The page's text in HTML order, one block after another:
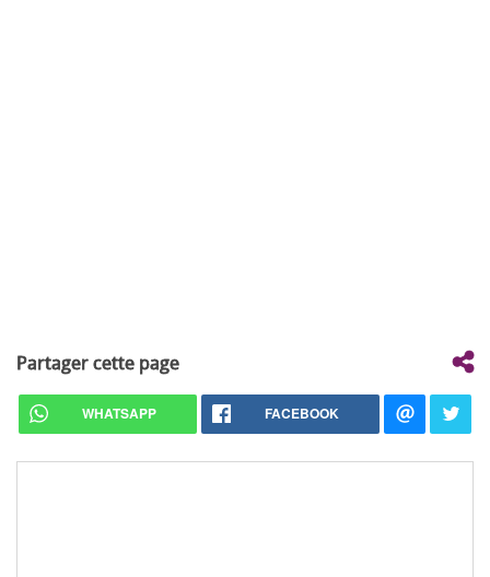
Partager cette page
WHATSAPP FACEBOOK